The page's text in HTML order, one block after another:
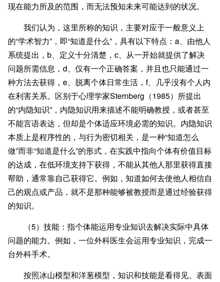
现在能力所及的范围，而无法预知未来可能达到的状况。
我们认为，这里所称的知识，主要对应于一般意义上
的“学术智力”，即“知道是什么”，具有以下特点：a、由他人
系统提出，b、定义十分清楚，c、从一开始就提供了解决
问题所需信息，d、仅有一个正确答案，并且也只能通过一
种方法去获得，e、脱离个体日常生活，f、几乎没有个人内
在利害关系。区别于心理学家Sternberg（1985）所提出
的“内隐知识”，内隐知识用来描述不能明确教授，或者甚至
不能言语表达，但却是个体适应环境必需的知识。内隐知识
本质上是程序性的，与行为密切相关，是一种“知道怎么
做”而非“知道是什么”的形式，在实践中指向个体有价值目标
的达成，在低环境支持下获得，不能从其他人那里获得直接
帮助，通常靠自己获得它。例如，知道如何去使他人相信自
己的观点或产品，就不是那种能够被教授而是通过经验获得
的知识。
（5）技能：指个体能运用专业知识去解决实际中具体
问题的能力。例如，一位外科医生会运用专业知识，完成一
台外科手术。
按照冰山模型和洋葱模型，知识和技能是看得见、表面